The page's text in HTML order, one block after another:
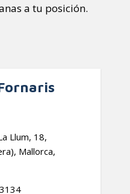
a tu posición.
Llum, 18,
Mallorca,